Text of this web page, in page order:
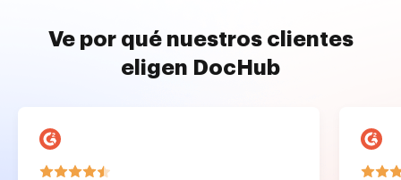
Ve por qué nuestros clientes
eligen DocHub